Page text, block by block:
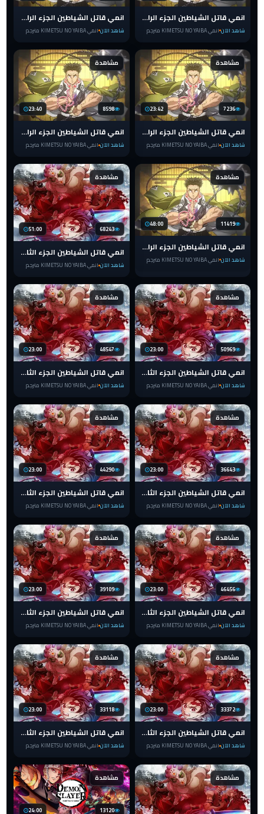
انمي قاتل الشياطين الجزء الرابع الحلقة 5 مترجم للعربية Kimetsu no Yaiba
شاهد الآن انمي KIMETSU NO YAIBA مترجم
انمي قاتل الشياطين الجزء الرابع الحلقة 4 مترجم للعربية Kimetsu no Yaiba
شاهد الآن انمي KIMETSU NO YAIBA مترجم
مشاهدة
23:42 7236
انمي قاتل الشياطين الجزء الرابع الحلقة 3 مترجم للعربية Kimetsu no Yaiba
شاهد الآن انمي KIMETSU NO YAIBA مترجم
مشاهدة
23:40 8598
انمي قاتل الشياطين الجزء الرابع الحلقة 2 مترجم للعربية Kimetsu no Yaiba
شاهد الآن انمي KIMETSU NO YAIBA مترجم
مشاهدة
48:00 11419
انمي قاتل الشياطين الجزء الرابع الحلقة 1 مترجم للعربية Kimetsu no Yaiba
شاهد الآن انمي KIMETSU NO YAIBA مترجم
مشاهدة
51:00 68243
انمي قاتل الشياطين الجزء الثالث الحلقة 11 والاخيرة مترجم للعربية Kimetsu no Yaiba
شاهد الآن انمي KIMETSU NO YAIBA مترجم
مشاهدة
23:00 50969
انمي قاتل الشياطين الجزء الثالث الحلقة 10 مترجم للعربية Kimetsu no Yaiba
شاهد الآن انمي KIMETSU NO YAIBA مترجم
مشاهدة
23:00 48547
انمي قاتل الشياطين الجزء الثالث الحلقة 9 مترجم للعربية Kimetsu no Yaiba
شاهد الآن انمي KIMETSU NO YAIBA مترجم
مشاهدة
23:00 36643
انمي قاتل الشياطين الجزء الثالث الحلقة 8 مترجم للعربية Kimetsu no Yaiba
شاهد الآن انمي KIMETSU NO YAIBA مترجم
مشاهدة
23:00 44290
انمي قاتل الشياطين الجزء الثالث الحلقة 7 مترجم للعربية Kimetsu no Yaiba
شاهد الآن انمي KIMETSU NO YAIBA مترجم
مشاهدة
23:00 46456
انمي قاتل الشياطين الجزء الثالث الحلقة 6 مترجم للعربية Kimetsu no Yaiba
شاهد الآن انمي KIMETSU NO YAIBA مترجم
مشاهدة
23:00 39109
انمي قاتل الشياطين الجزء الثالث الحلقة 5 مترجم للعربية Kimetsu no Yaiba
شاهد الآن انمي KIMETSU NO YAIBA مترجم
مشاهدة
23:00 33372
انمي قاتل الشياطين الجزء الثالث الحلقة 4 مترجم للعربية Kimetsu no Yaiba
شاهد الآن انمي KIMETSU NO YAIBA مترجم
مشاهدة
23:00 33118
انمي قاتل الشياطين الجزء الثالث الحلقة 3 مترجم للعربية Kimetsu no Yaiba
شاهد الآن انمي KIMETSU NO YAIBA مترجم
مشاهدة مشاهدة
24:00 13120